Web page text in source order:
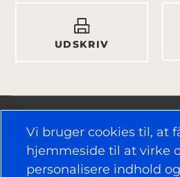
UDSKRIV
Vi bruger cookies til, at
hjemmeside til at virke
personalisere indhold